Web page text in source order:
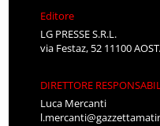
Editore
LG PRESSE S.R.L.
via Festaz, 52 11100
DIRETTORE
Luca Mercanti